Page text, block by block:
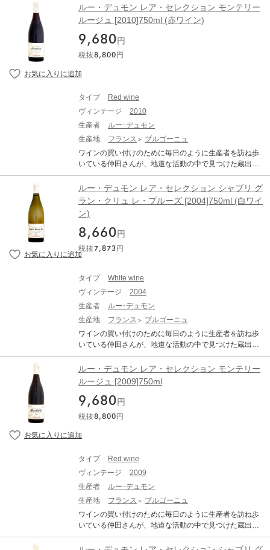
rsault 1er Cru Les Charmes ルー・デュモン レア・セレ
クション ムルソー プルミエ・クリュ レ・シャルム 生産
呼称：AOC. MEURSAULT ぶどう品種：シャルドネ 10
0% 味わい：白ワイン 辛口 【古酒について、当店からの
ることが必要です。休ませずに抜栓してしまうと本来の
間は休ませてください。 ●古酒特有のボトル傷や汚れが
ございます。 ●澱がございますので、商品到着後はボト
ら(最低でも1か月、出来れば2カ月以上)抜栓してくださ
い。 ●熟成による色調の変化（白ワインは黄金色に、赤
ワインはレンガ色に）や、香り、味わいが複雑に変化し
ている可能性があります。これらは古酒の特徴です。 熟
ざいます。それをご理解頂いた上でのご購入をお願い致
します。
ection)」とは、オレンジ色の天地人のエチケット（ラベ
ル）で知られる、ルーデュモンの仲田晃司さんがワイン
の買い付けのために毎日のように生産者を訪ね歩く地道
な活動の中で見つけた蔵出し古酒。 メゾン・ルー・デュ
モンにクルチエ達がビン買い(『シュル・ピル』といいま
す)条件で持ち込んでくる古酒。それらの中から、コスト
パフォーマンスが抜群なものだけを仲田さんが厳選して
ア・セレクション」の「レア」は、『レアちゃん』と、
『レアもの』をかけたもの)。これぞまさしく、ブルゴー
ニュ古酒の『いいとこどり』であります。尚、セレクシ
ョン各古酒の生産者名は非公開です。あくまでも『仲田
印』です。 Lou Dumont Lea Selection Gevrey Chambert
ベルタン 生産地：フランス ブルゴーニュ コート・ド・
ニュイ ジュヴレ・シャンベルタン 原産地呼称：AOC. GE
0% アルコール度数：13.0% 味わい：赤ワイン 辛口 ミデ
ィアムボディ 【古酒について、当店からのお願い】 オー
ルドヴィンテージのワインは必ず休息させることが必要
表れてきません。商品到着後、最低でも2週間は休ませて
ください。 ●古酒特有のボトル傷や汚れがございます。 ●
澱がございますので、商品到着後はボトルを立てた状態
月、出来れば2カ月以上)抜栓してください。 ●熟成によ
る色調の変化（白ワインは黄金色に、赤ワインはレンガ
あります。これらは古酒の特徴です。 熟成されたワイン
(古酒)ですのでボトルバリエーション等ございます。それ
をご理解頂いた上でのご購入をお願い致します。
ルー・デュモン レア・セレクション モンテリー
ルージュ [2010]750ml (赤ワイン)
9,680 円
税抜8,800 円
タイプ
Red wine
ヴィンテージ
2010
生産者
ルー･デュモン
生産地
フランス
ブルゴーニュ
ワインの買い付けのために毎日のように生産者を訪ね歩
いている仲田さんが、地道な活動の中で見つけた蔵出し
古酒。 「ルー・デュモン・レア・セレクション(LEA Sel
ection)」とは、オレンジ色の天地人のエチケット（ラベ
ル）で知られる、ルーデュモンの仲田晃司さんがワイン
の買い付けのために毎日のように生産者を訪ね歩く地道
な活動の中で見つけた蔵出し古酒。 メゾン・ルー・デュ
モンにクルチエ達がビン買い(『シュル・ピル』といいま
す)条件で持ち込んでくる古酒。それらの中から、コスト
パフォーマンスが抜群なものだけを仲田さんが厳選して
ア・セレクション」の「レア」は、『レアちゃん』と、
『レアもの』をかけたもの)。これぞまさしく、ブルゴー
ニュ古酒の『いいとこどり』であります。尚、セレクシ
ョン各古酒の生産者名は非公開です。あくまでも『仲田
印』です。 Lou Dumont Lea Selection Monthelie Rouge
ュ 生産地：フランス ブルゴーニュ コート・ド・ボーヌ
原産地呼称：AOC. MONTHELIE ぶどう品種：ピノ・ノ
辛口 ミディアムボディ 【古酒について、当店からのお願
い】 オールドヴィンテージのワインは必ず休息させるこ
いは全く表れてきません。商品到着後、最低でも2週間は
休ませてください。 ●古酒特有のボトル傷や汚れがござ
立てた状態で、澱が沈み落ち着くまで休息させてから(最
熟成による色調の変化（白ワインは黄金色に、赤ワイン
はレンガ色に）や、香り、味わいが複雑に変化している
たワイン(古酒)ですのでボトルバリエーション等ございま
す。それをご理解頂いた上でのご購入をお願い致しま
す。
ルー・デュモン レア・セレクション シャブリ グ
ラン・クリュ レ・プルーズ [2004]750ml (白ワイ
ン)
8,660 円
税抜7,873 円
タイプ
White wine
ヴィンテージ
2004
生産者
ルー･デュモン
生産地
フランス
ブルゴーニュ
ワインの買い付けのために毎日のように生産者を訪ね歩
いている仲田さんが、地道な活動の中で見つけた蔵出し
古酒。 「ルー・デュモン・レア・セレクション(LEA Sel
ection)」とは、オレンジ色の天地人のエチケット（ラベ
ル）で知られる、ルーデュモンの仲田晃司さんがワイン
の買い付けのために毎日のように生産者を訪ね歩く地道
な活動の中で見つけた蔵出し古酒。 メゾン・ルー・デュ
モンにクルチエ達がビン買い(『シュル・ピル』といいま
す)条件で持ち込んでくる古酒。それらの中から、コスト
パフォーマンスが抜群なものだけを仲田さんが厳選して
ア・セレクション」の「レア」は、『レアちゃん』と、
『レアもの』をかけたもの)。これぞまさしく、ブルゴー
ニュ古酒の『いいとこどり』であります。尚、セレクシ
ョン各古酒の生産者名は非公開です。あくまでも『仲田
印』です。 「レ・プルーズ」は、シャブリ特級畑の中で
にミネラルを感じるのが特徴。“レ・クロが王の風格とす
れば、レ・プルーズは女王の風格”といわれるほど。柔ら
ルー・デュモン レア・セレクション モンテリー
ルージュ [2009]750ml
9,680 円
税抜8,800 円
タイプ
Red wine
ヴィンテージ
2009
生産者
ルー･デュモン
生産地
フランス
ブルゴーニュ
ワインの買い付けのために毎日のように生産者を訪ね歩
いている仲田さんが、地道な活動の中で見つけた蔵出し
古酒。 「ルー・デュモン・レア・セレクション(LEA Sel
ection)」とは、オレンジ色の天地人のエチケット（ラベ